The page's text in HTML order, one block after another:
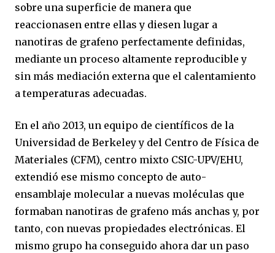
sobre una superficie de manera que
reaccionasen entre ellas y diesen lugar a
nanotiras de grafeno perfectamente definidas,
mediante un proceso altamente reproducible y
sin más mediación externa que el calentamiento
a temperaturas adecuadas.
En el año 2013, un equipo de científicos de la
Universidad de Berkeley y del Centro de Física de
Materiales (CFM), centro mixto CSIC-UPV/EHU,
extendió ese mismo concepto de auto-
ensamblaje molecular a nuevas moléculas que
formaban nanotiras de grafeno más anchas y, por
tanto, con nuevas propiedades electrónicas. El
mismo grupo ha conseguido ahora dar un paso